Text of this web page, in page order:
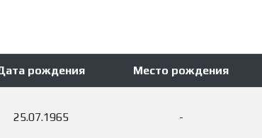
рождения Место рождения
25.07.1965 -